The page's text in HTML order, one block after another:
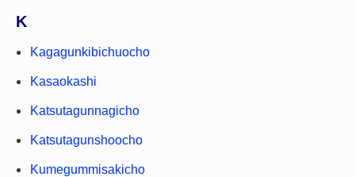
K
Kagagunkibichuocho
Kasaokashi
Katsutagunnagicho
Katsutagunshoocho
Kumegummisakicho